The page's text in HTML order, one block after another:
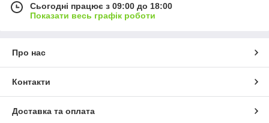
Сьогодні працює з 09:00 до 18:00
Показати весь графік роботи
Про нас
Контакти
Доставка та оплата